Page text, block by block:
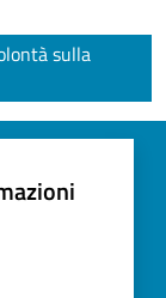
sulla